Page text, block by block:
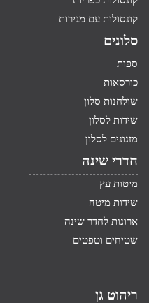
קונסולות עם מגירות
סלונים
ספות
כורסאות
שולחנות סלון
שידות לסלון
מזנונים לסלון
חדרי שינה
מיטות עץ
שידות מיטה
ארונות לחדר שינה
שטיחים וטפטים
ריהוט גן